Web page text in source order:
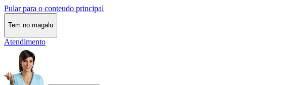
Pular para o conteudo principal
Tem no magalu
Atendimento